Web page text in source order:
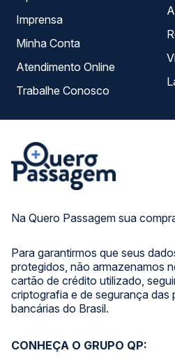
Na Quero Passagem sua
Para garantirmos que seus
protegidos, não armazenamos
cartão de crédito utilizado,
criptografia e de segurança das
bancárias do Brasil.
Imprensa
Minha Conta
Atendimento Online
Trabalhe Conosco
CONHEÇA O GRUPO QP: